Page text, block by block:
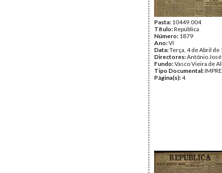
Pasta: 10449.004
Título:República
Número: 1879
Ano:VI
Data:Terça, 4 de Abril de
Directores:António
Fundo:Vasco Vieira de
Tipo Documental:
Página(s):4